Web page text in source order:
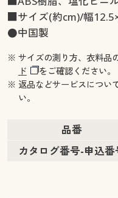
■サイズ(約cm)/幅
●中国製
※ サイズの測り方、衣料品
ド
をご確認ください。
※ 返品などサービスについ
い。
品番
カタログ番号-申込番